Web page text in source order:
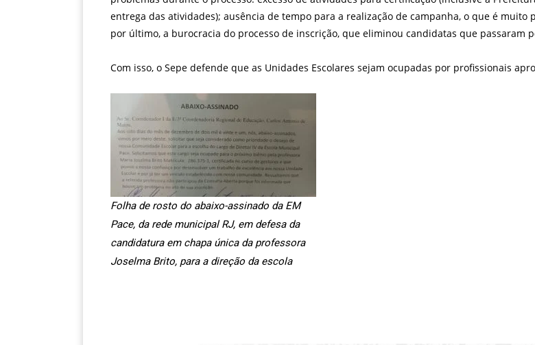
entrega das atividades); ausência de tempo para a realização de campanha, o que é
por último, a burocracia do processo de inscrição, que eliminou candidatas que passaram
Com isso, o Sepe defende que as Unidades Escolares sejam ocupadas por profissionais
Folha de rosto do abaixo-assinado da EM
Pace, da rede municipal RJ, em defesa da
candidatura em chapa única da professora
Joselma Brito, para a direção da escola